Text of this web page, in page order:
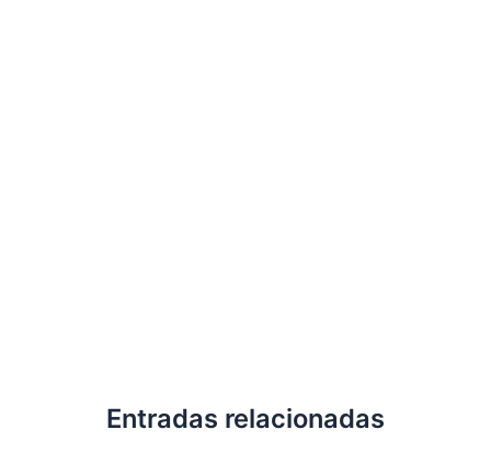
Entradas relacionadas